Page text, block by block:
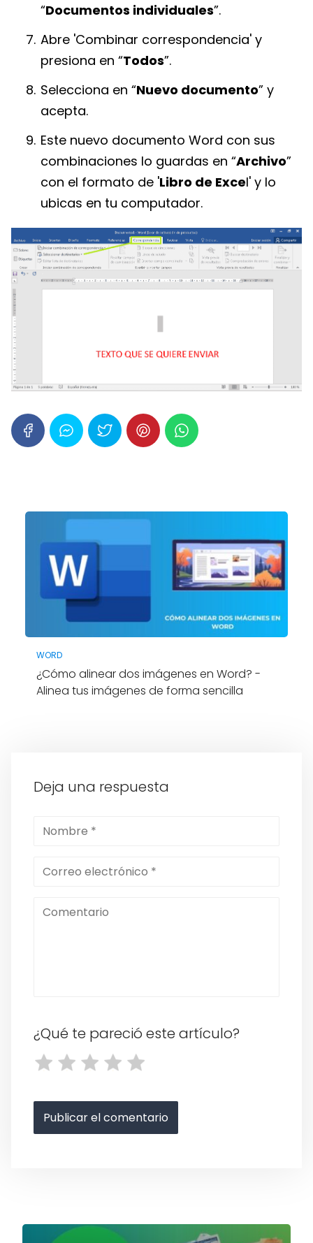
“Documentos individuales”.
Abre 'Combinar correspondencia' y
presiona en “Todos”.
Selecciona en “Nuevo documento” y
acepta.
Este nuevo documento Word con sus
combinaciones lo guardas en “Archivo”
con el formato de 'Libro de Excel' y lo
ubicas en tu computador.
WORD
¿Cómo alinear dos imágenes en Word? -
Alinea tus imágenes de forma sencilla
Deja una respuesta
¿Qué te pareció este artículo?